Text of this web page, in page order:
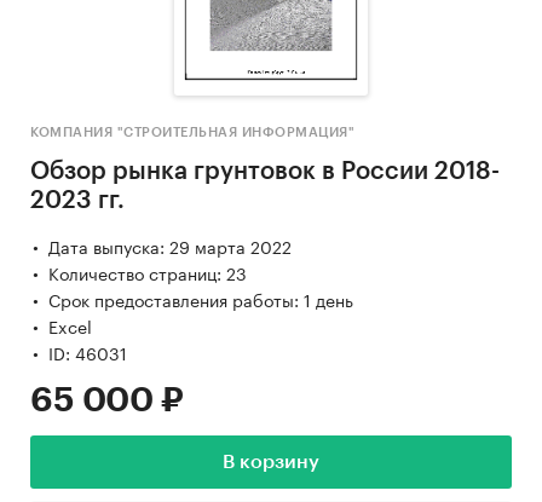
КОМПАНИЯ "СТРОИТЕЛЬНАЯ ИНФОРМАЦИЯ"
Обзор рынка грунтовок в России 2018-
2023 гг.
Дата выпуска: 29 марта 2022
Количество страниц: 23
Срок предоставления работы: 1 день
Excel
ID: 46031
65 000 ₽
В корзину